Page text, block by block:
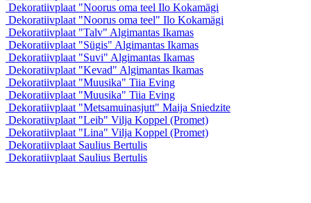
Dekoratiivplaat "Noorus oma teel Ilo Kokamägi
Dekoratiivplaat "Noorus oma teel" Ilo Kokamägi
Dekoratiivplaat "Talv" Algimantas Ikamas
Dekoratiivplaat "Sügis" Algimantas Ikamas
Dekoratiivplaat "Suvi" Algimantas Ikamas
Dekoratiivplaat "Kevad" Algimantas Ikamas
Dekoratiivplaat "Muusika" Tiia Eving
Dekoratiivplaat "Muusika" Tiia Eving
Dekoratiivplaat "Metsamuinasjutt" Maija Sniedzite
Dekoratiivplaat "Leib" Vilja Koppel (Promet)
Dekoratiivplaat "Lina" Vilja Koppel (Promet)
Dekoratiivplaat Saulius Bertulis
Dekoratiivplaat Saulius Bertulis